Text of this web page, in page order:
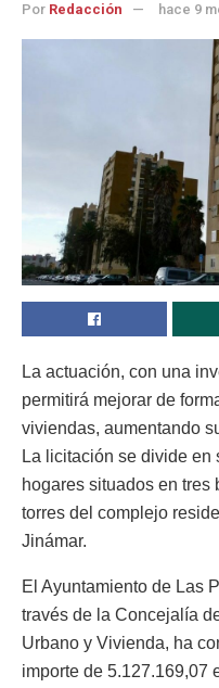
Por Redacción hace 9
La actuación, con una
permitirá mejorar de
viviendas, aumentando
La licitación se divide
hogares situados en
torres del complejo
Jinámar.
El Ayuntamiento de Las
través de la Concejalía
Urbano y Vivienda, ha
importe de 5.127.169,07